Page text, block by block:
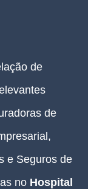
de
de
e Seguros de
no Hospital